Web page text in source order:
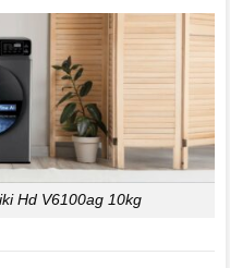
Hd V6100ag 10kg